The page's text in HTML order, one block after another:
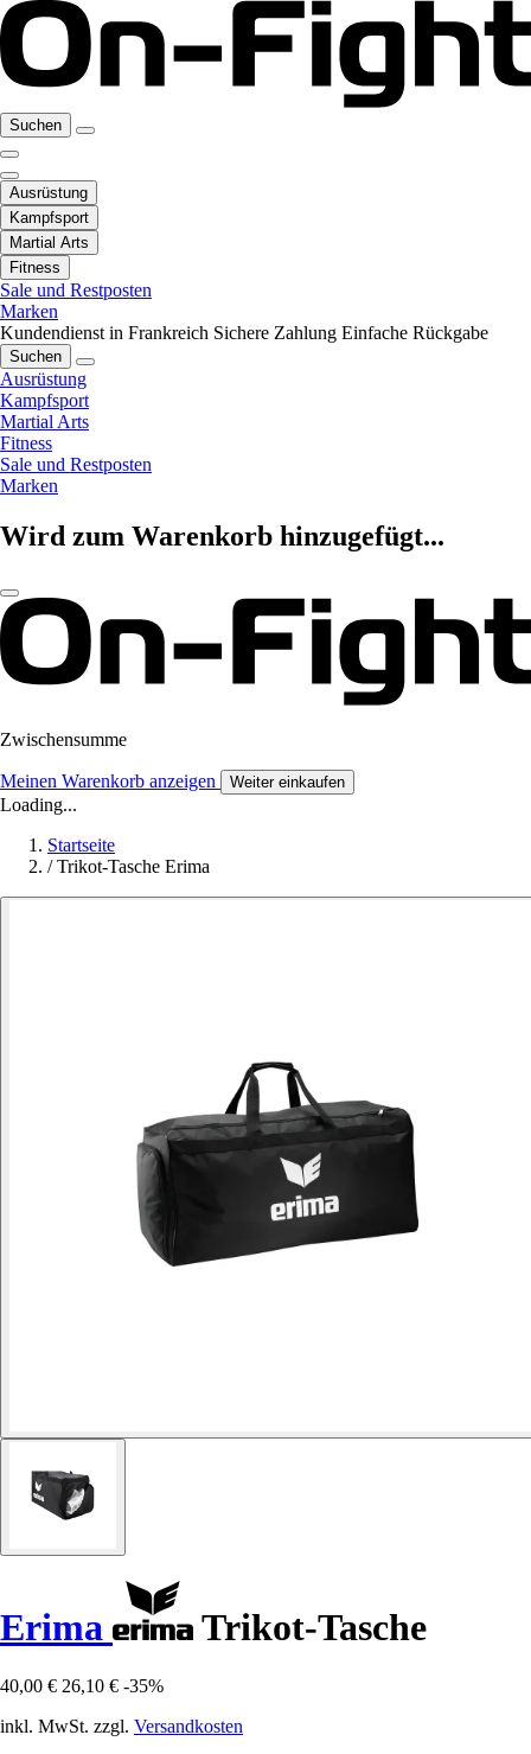
Suchen
Ausrüstung
Kampfsport
Martial Arts
Fitness
Sale und Restposten
Marken
Kundendienst in Frankreich Sichere Zahlung Einfache Rückgabe
Suchen
Ausrüstung
Kampfsport
Martial Arts
Fitness
Sale und Restposten
Marken
Wird zum Warenkorb hinzugefügt...
Zwischensumme
Meinen Warenkorb anzeigen Weiter einkaufen
Loading...
Startseite
/ Trikot-Tasche Erima
Erima Trikot-Tasche
40,00 € 26,10 € -35%
inkl. MwSt. zzgl. Versandkosten